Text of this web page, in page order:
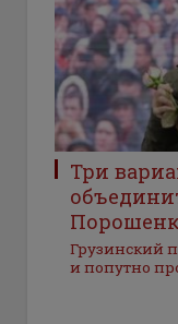
Три
Грузинский
и попутно